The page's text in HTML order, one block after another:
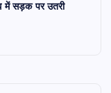
में सड़क पर उतरी